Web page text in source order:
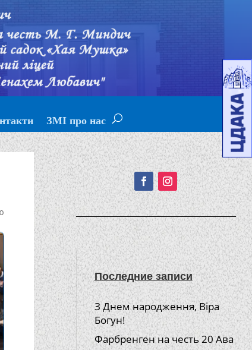
ЗМІ про нас
Подписывайтесь!
Последние записи
З Днем народження, Віра
Богун!
Фарбренген на честь 20 Ава